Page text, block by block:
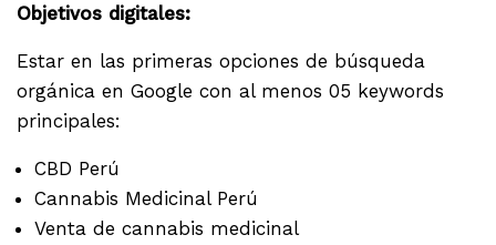
Objetivos digitales:
Estar en las primeras opciones de búsqueda
orgánica en Google con al menos 05 keywords
principales:
CBD Perú
Cannabis Medicinal Perú
Venta de cannabis medicinal